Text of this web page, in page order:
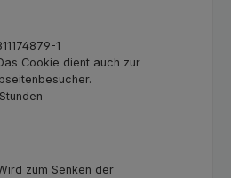
1
Cookie dient auch zur
zum Senken der